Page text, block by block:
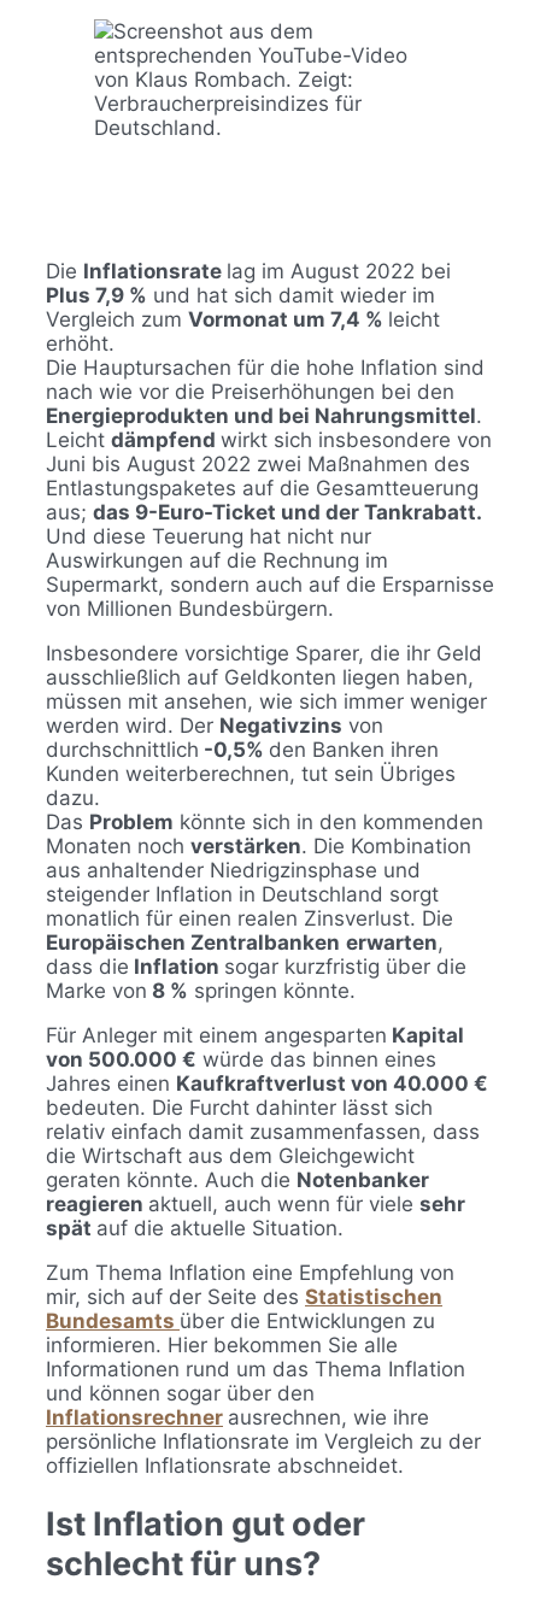
Die Inflationsrate lag im August 2022 bei
Plus 7,9 % und hat sich damit wieder im
Vergleich zum Vormonat um 7,4 % leicht
erhöht.
Die Hauptursachen für die hohe Inflation sind
nach wie vor die Preiserhöhungen bei den
Energieprodukten und bei Nahrungsmittel.
Leicht dämpfend wirkt sich insbesondere von
Juni bis August 2022 zwei Maßnahmen des
Entlastungspaketes auf die Gesamtteuerung
aus; das 9-Euro-Ticket und der Tankrabatt.
Und diese Teuerung hat nicht nur
Auswirkungen auf die Rechnung im
Supermarkt, sondern auch auf die Ersparnisse
von Millionen Bundesbürgern.
Insbesondere vorsichtige Sparer, die ihr Geld
ausschließlich auf Geldkonten liegen haben,
müssen mit ansehen, wie sich immer weniger
werden wird. Der Negativzins von
durchschnittlich -0,5% den Banken ihren
Kunden weiterberechnen, tut sein Übriges
dazu.
Das Problem könnte sich in den kommenden
Monaten noch verstärken. Die Kombination
aus anhaltender Niedrigzinsphase und
steigender Inflation in Deutschland sorgt
monatlich für einen realen Zinsverlust. Die
Europäischen Zentralbanken erwarten,
dass die Inflation sogar kurzfristig über die
Marke von 8 % springen könnte.
Für Anleger mit einem angesparten Kapital
von 500.000 € würde das binnen eines
Jahres einen Kaufkraftverlust von 40.000 €
bedeuten. Die Furcht dahinter lässt sich
relativ einfach damit zusammenfassen, dass
die Wirtschaft aus dem Gleichgewicht
geraten könnte. Auch die Notenbanker
reagieren aktuell, auch wenn für viele sehr
spät auf die aktuelle Situation.
Zum Thema Inflation eine Empfehlung von
mir, sich auf der Seite des Statistischen
Bundesamts über die Entwicklungen zu
informieren. Hier bekommen Sie alle
Informationen rund um das Thema Inflation
und können sogar über den
Inflationsrechner ausrechnen, wie ihre
persönliche Inflationsrate im Vergleich zu der
offiziellen Inflationsrate abschneidet.
Ist Inflation gut oder
schlecht für uns?